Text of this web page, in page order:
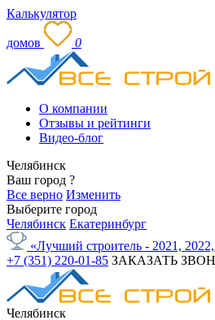
Калькулятор
домов 0
О компании
Отзывы и рейтинги
Видео-блог
Челябинск
Ваш город ?
Все верно Изменить
Выберите город
Челябинск Екатеринбург
«Лучший строитель - 2021,
+7 (351) 220-01-85 ЗАКАЗАТЬ
Челябинск